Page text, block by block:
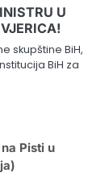
U
skupštine BiH,
BiH za
Pisti u